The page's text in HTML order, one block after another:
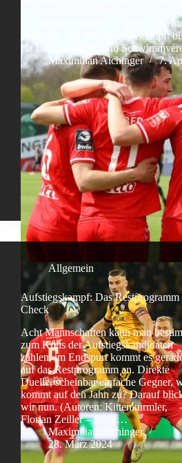
Ein hochverdientes 3:1 gegen
verteidigt und außerdem gekämpft
für unseren Sport- und
Maximilian Aichinger
7.
Allgemein
Aufstiegskampf: Das Restprogramm
Check
Acht Mannschaften kann man
zum Kreis der Aufstiegskandidaten
zählen, im Endspurt kommt es
auf das Restprogramm an. Direkte
Duelle, scheinbar einfache Gegner,
kommt auf den Jahn zu? Darauf
wir nun. (Autoren: Kittenkurmler,
Florian Zeiller – Foto:…
Maximilian Aichinger
28. März 2024